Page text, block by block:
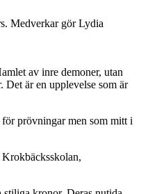
Medverkar gör Lydia
av inre demoner, utan
Det är en upplevelse som är
för prövningar men som mitt i